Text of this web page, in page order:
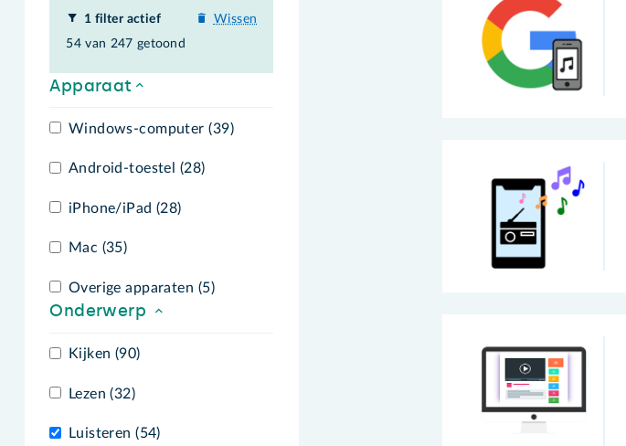
1 filter actief
54 van 247 getoond
Wissen
Apparaat
Windows-computer (39)
Android-toestel (28)
iPhone/iPad (28)
Mac (35)
Overige apparaten (5)
Onderwerp
Kijken (90)
Lezen (32)
Luisteren (54)